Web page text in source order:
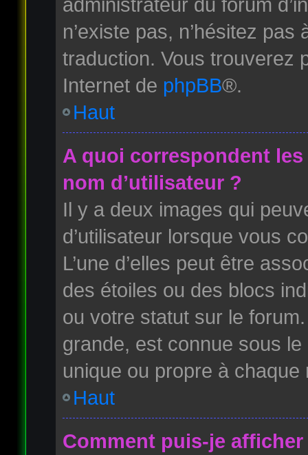
n’existe pas, n’hésitez
traduction. Vous trouverez
Internet de phpBB®.
Haut
A quoi correspondent
nom d’utilisateur ?
Il y a deux images qui
d’utilisateur lorsque vous
L’une d’elles peut être
des étoiles ou des blocs
ou votre statut sur le
grande, est connue sous
unique ou propre à chaque
Haut
Comment puis-je